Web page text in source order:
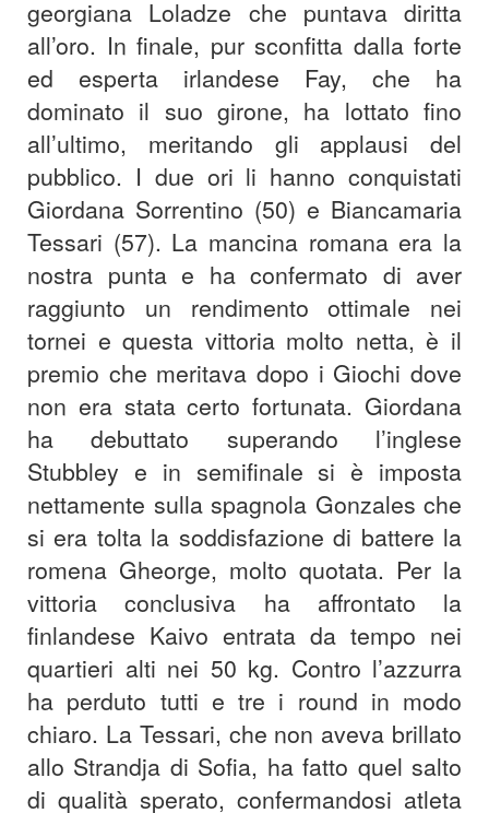
georgiana Loladze che puntava diritta
all’oro. In finale, pur sconfitta dalla forte
ed esperta irlandese Fay, che ha
dominato il suo girone, ha lottato fino
all’ultimo, meritando gli applausi del
pubblico. I due ori li hanno conquistati
Giordana Sorrentino (50) e Biancamaria
Tessari (57). La mancina romana era la
nostra punta e ha confermato di aver
raggiunto un rendimento ottimale nei
tornei e questa vittoria molto netta, è il
premio che meritava dopo i Giochi dove
non era stata certo fortunata. Giordana
ha debuttato superando l’inglese
Stubbley e in semifinale si è imposta
nettamente sulla spagnola Gonzales che
si era tolta la soddisfazione di battere la
romena Gheorge, molto quotata. Per la
vittoria conclusiva ha affrontato la
finlandese Kaivo entrata da tempo nei
quartieri alti nei 50 kg. Contro l’azzurra
ha perduto tutti e tre i round in modo
chiaro. La Tessari, che non aveva brillato
allo Strandja di Sofia, ha fatto quel salto
di qualità sperato, confermandosi atleta